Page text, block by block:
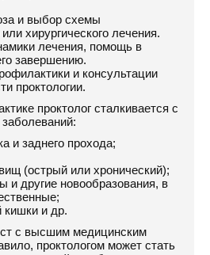
и выбор схемы
хирургического лечения.
лечения, помощь в
завершению.
и консультации
проктологии.
проктолог сталкивается с
и заднего прохода;
(острый или хронический);
и другие новообразования, в
кишки и др.
с высшим медицинским
проктологом может стать